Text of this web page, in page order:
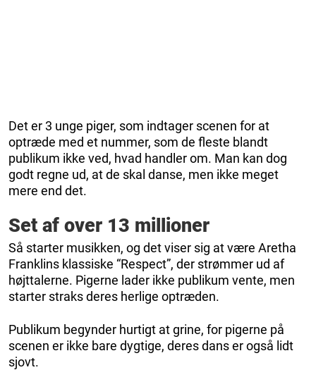
Det er 3 unge piger, som indtager scenen for at
optræde med et nummer, som de fleste blandt
publikum ikke ved, hvad handler om. Man kan dog
godt regne ud, at de skal danse, men ikke meget
mere end det.
Set af over 13 millioner
Så starter musikken, og det viser sig at være Aretha
Franklins klassiske “Respect”, der strømmer ud af
højttalerne. Pigerne lader ikke publikum vente, men
starter straks deres herlige optræden.
Publikum begynder hurtigt at grine, for pigerne på
scenen er ikke bare dygtige, deres dans er også lidt
sjovt.